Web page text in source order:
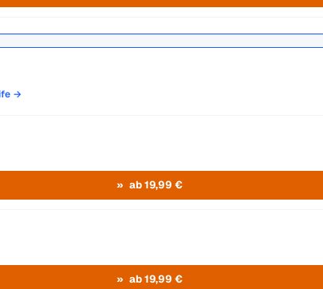
→
ab 19,99 €
ab 19,99 €